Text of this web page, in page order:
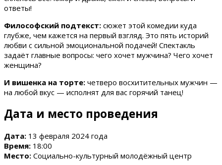
ответы!
Философский подтекст: сюжет этой комедии куда
глубже, чем кажется на первый взгляд. Это пять историй
любви с сильной эмоциональной подачей! Спектакль
задаёт главные вопросы: чего хочет мужчина? Чего хочет
женщина?
И вишенка на торте: четверо восхитительных мужчин —
на любой вкус — исполнят для вас горячий танец!
Дата и место проведения
Дата: 13 февраля 2024 года
Время: 18:00
Место: Социально-культурный молодёжный центр